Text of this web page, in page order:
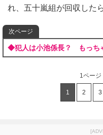
れ、五十嵐組が回収した
次ページ
◆犯人は小池係長？ もっち
1ページ
1 2 3